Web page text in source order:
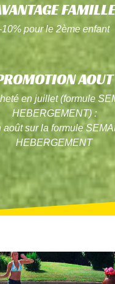
FAMILLE
-10% pour le 2ème enfant
AOUT
en juillet (formule
HEBERGEMENT) :
août sur la formule
HEBERGEMENT